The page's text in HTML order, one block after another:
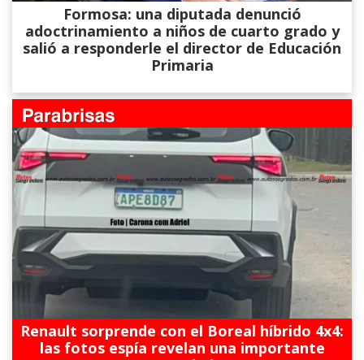
Formosa: una diputada denunció
adoctrinamiento a niños de cuarto grado y
salió a responderle el director de Educación
Primaria
Renault sorprende con el Boreal híbrido 4x4:
las fotos espía revelan una importante